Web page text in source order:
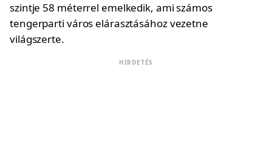
szintje 58 méterrel emelkedik, ami számos
tengerparti város elárasztásához vezetne
világszerte.
HIRDETÉS